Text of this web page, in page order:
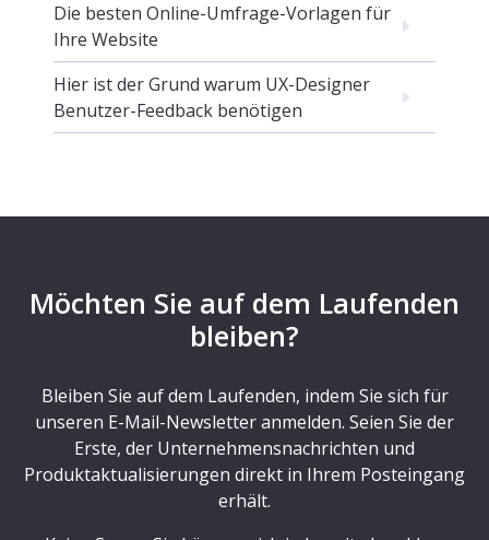
Die besten Online-Umfrage-Vorlagen für
Ihre Website
Hier ist der Grund warum UX-Designer
Benutzer-Feedback benötigen
Möchten Sie auf dem Laufenden
bleiben?
Bleiben Sie auf dem Laufenden, indem Sie sich für
unseren E-Mail-Newsletter anmelden. Seien Sie der
Erste, der Unternehmensnachrichten und
Produktaktualisierungen direkt in Ihrem Posteingang
erhält.